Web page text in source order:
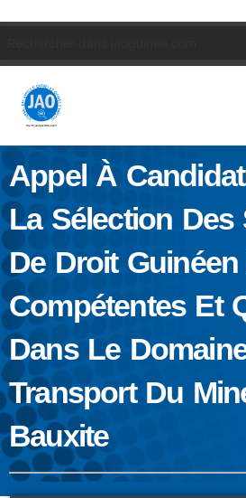
Appel À
La Sélection Des
De Droit
Compétentes Et
Dans Le
Transport Du
Bauxite